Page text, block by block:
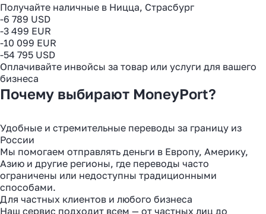
Получайте наличные в Ницца, Страсбург
-6 789 USD
-3 499 EUR
-10 099 EUR
-54 795 USD
Оплачивайте инвойсы за товар или услуги для вашего
бизнеса
Почему выбирают MoneyPort?
Удобные и стремительные переводы за границу из
России
Мы помогаем отправлять деньги в Европу, Америку,
Азию и другие регионы, где переводы часто
ограничены или недоступны традиционными
способами.
Для частных клиентов и любого бизнеса
Наш сервис подходит всем — от частных лиц до